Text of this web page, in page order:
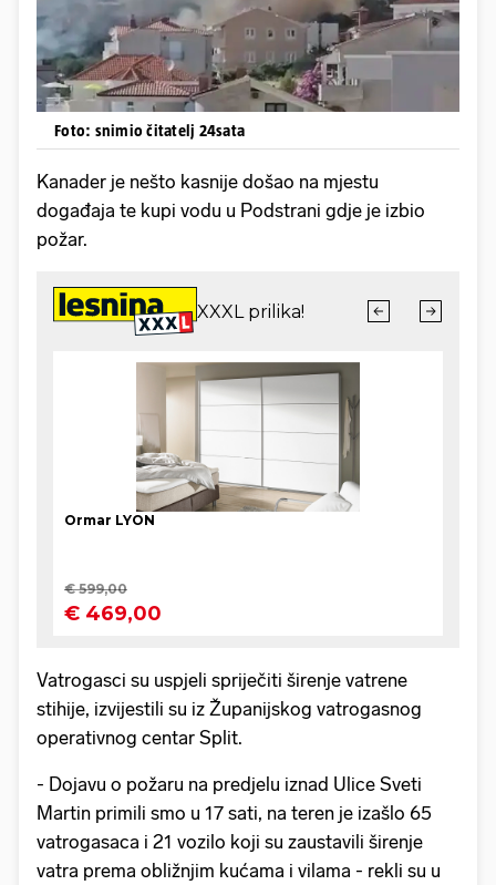
Foto: snimio čitatelj 24sata
Kanader je nešto kasnije došao na mjestu
događaja te kupi vodu u Podstrani gdje je izbio
požar.
Vatrogasci su uspjeli spriječiti širenje vatrene
stihije, izvijestili su iz Županijskog vatrogasnog
operativnog centar Split.
- Dojavu o požaru na predjelu iznad Ulice Sveti
Martin primili smo u 17 sati, na teren je izašlo 65
vatrogasaca i 21 vozilo koji su zaustavili širenje
vatra prema obližnjim kućama i vilama - rekli su u